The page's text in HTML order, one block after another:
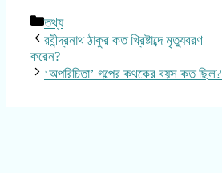
Categories
তথ্য
রবীন্দ্রনাথ ঠাকুর কত খ্রিষ্টাব্দে মৃত্যুবরণ
করেন?
‘অপরিচিতা’ গল্পের কথকের বয়স কত ছিল?